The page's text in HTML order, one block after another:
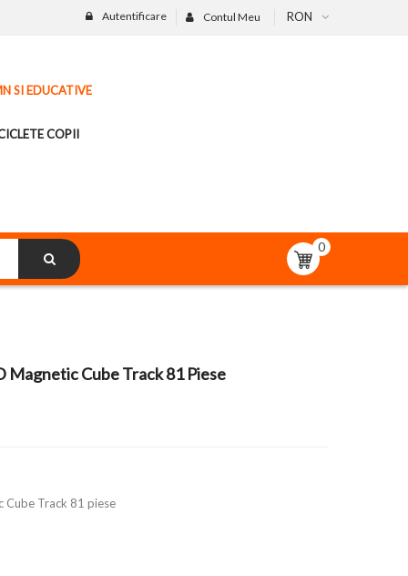
RON
Contul Meu
Autentificare
SI EDUCATIVE
COPII
0
Cube Track 81 Piese
Cube Track 81 piese